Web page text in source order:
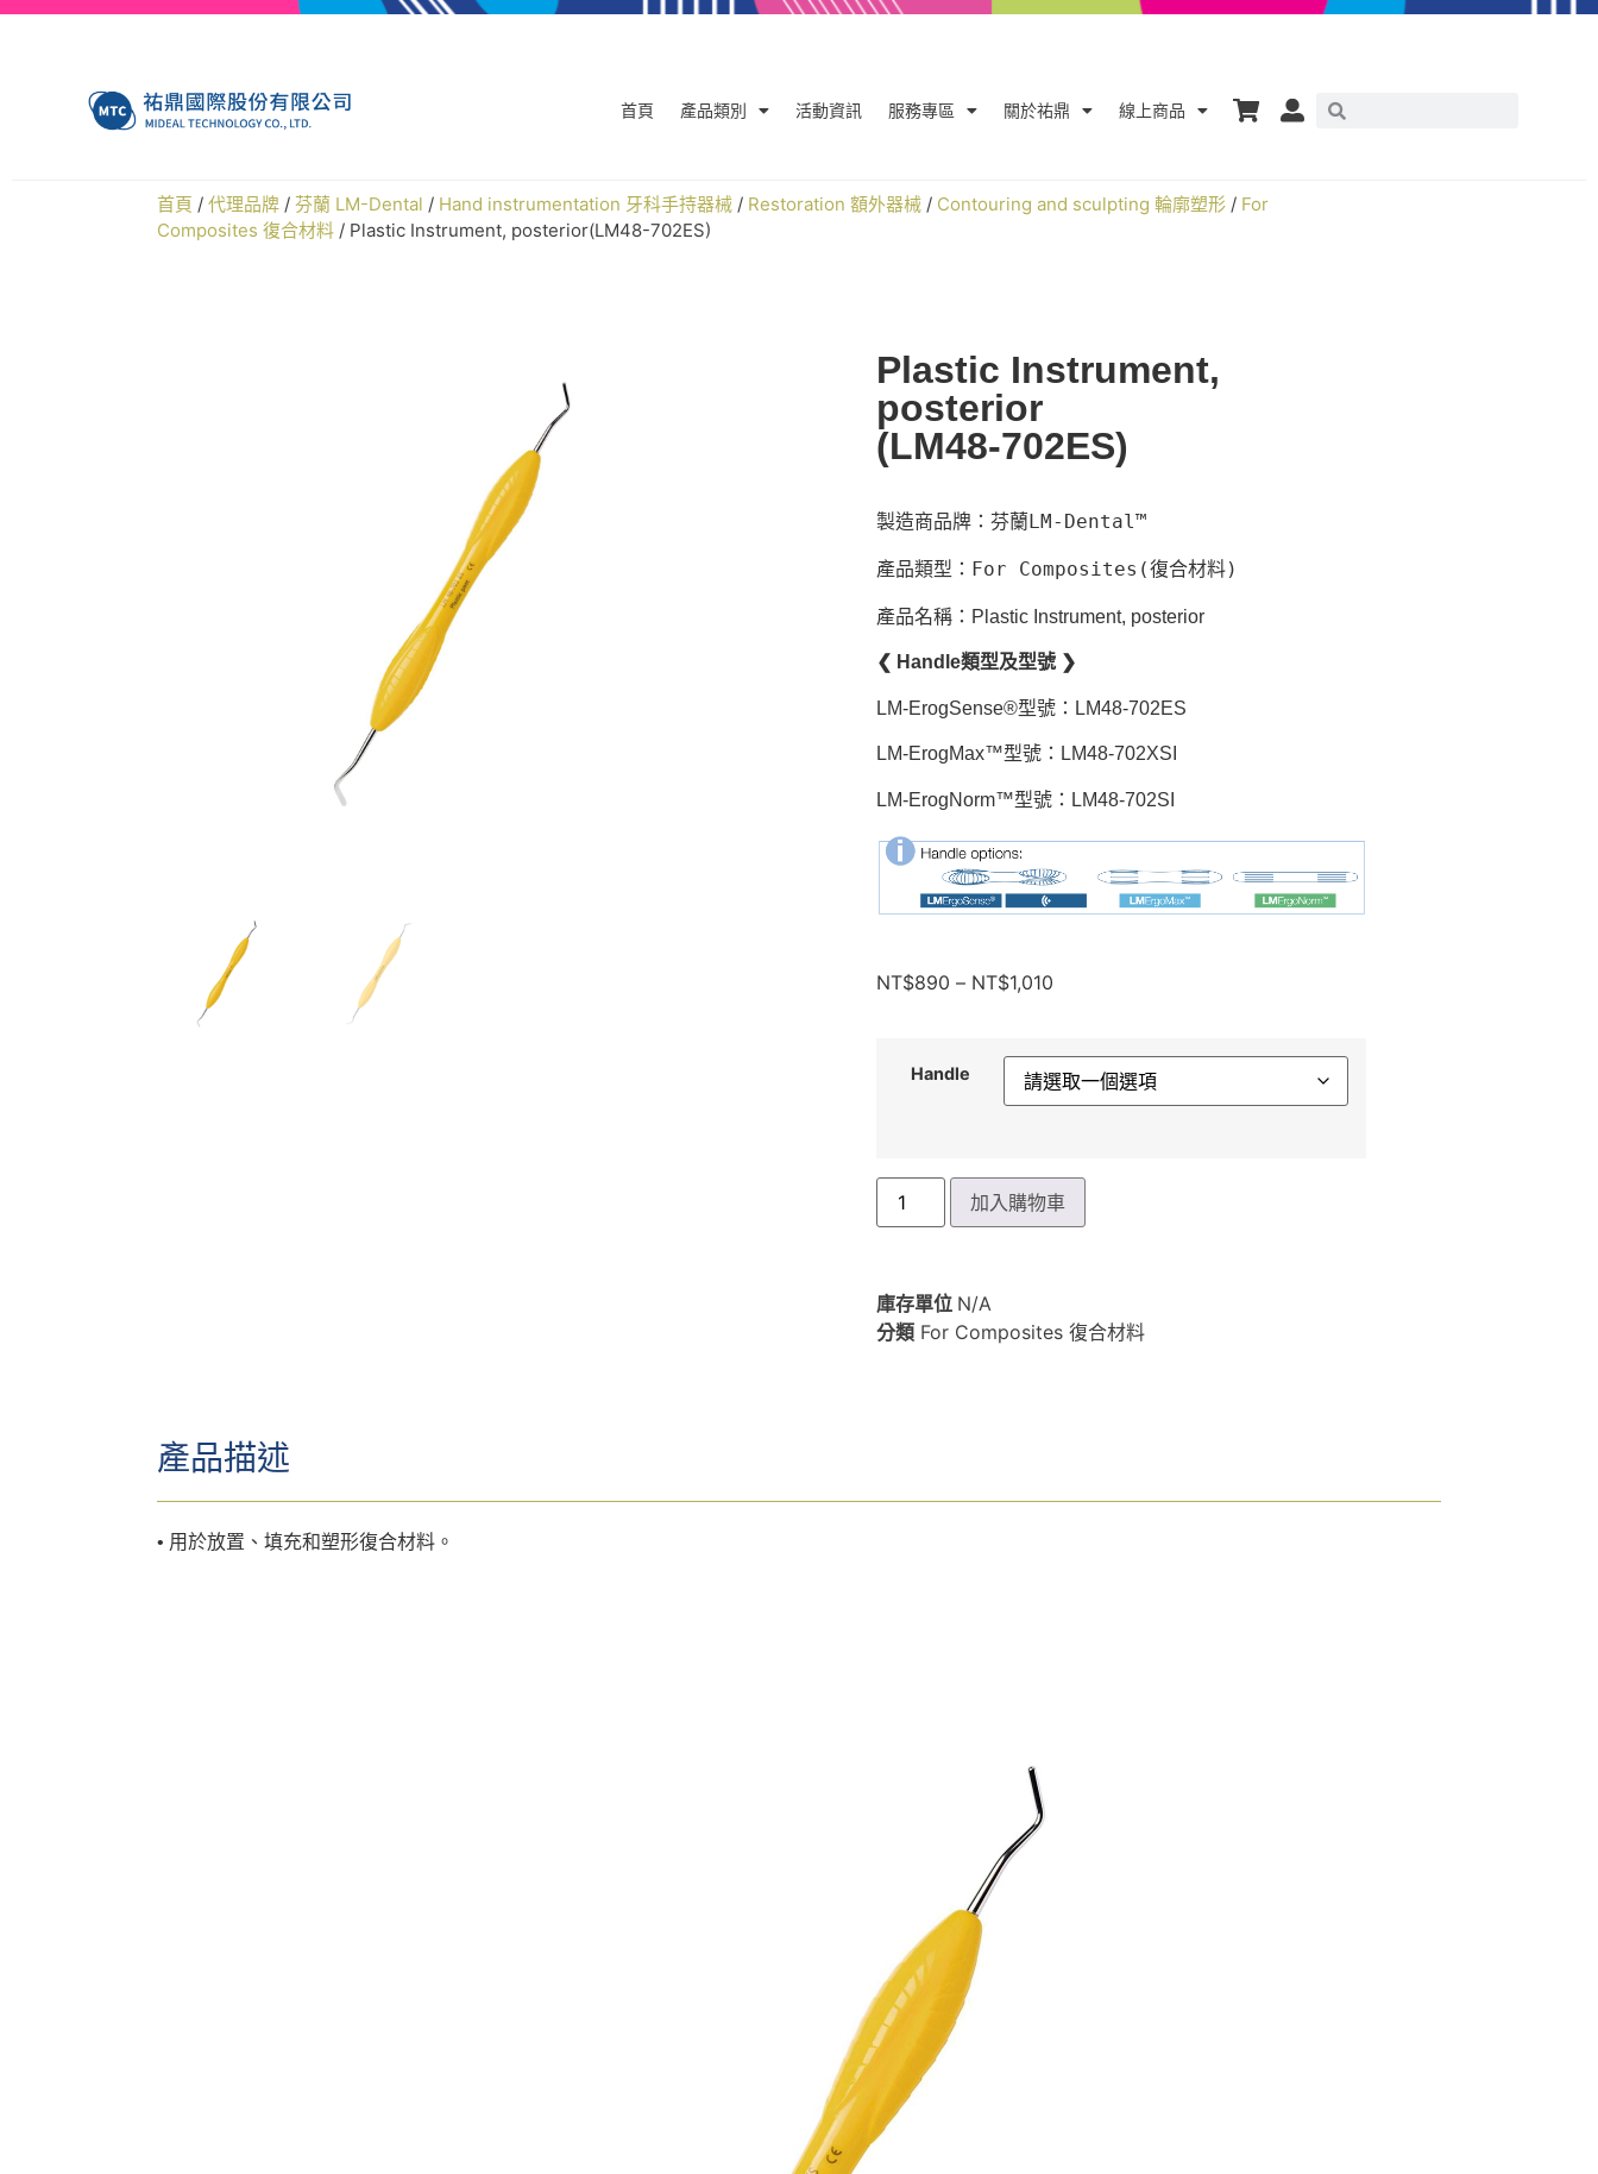
首頁 產品類別 活動資訊 服務專區 關於祐鼎 線上商品
首頁 / 代理品牌 / 芬蘭 LM-Dental / Hand instrumentation 牙科手持器械 / Restoration 額外器械 / Contouring and sculpting 輪廓塑形 / For
Composites 復合材料 / Plastic Instrument, posterior(LM48-702ES)
Plastic Instrument,
posterior
(LM48-702ES)
製造商品牌：芬蘭LM-Dental™
產品類型：For Composites(復合材料)
產品名稱：Plastic Instrument, posterior
❮ Handle類型及型號 ❯
LM-ErogSense®型號：LM48-702ES
LM-ErogMax™型號：LM48-702XSI
LM-ErogNorm™型號：LM48-702SI
NT$890 – NT$1,010
Handle
加入購物車
庫存單位 N/A
分類 For Composites 復合材料
產品描述
• 用於放置、填充和塑形復合材料。